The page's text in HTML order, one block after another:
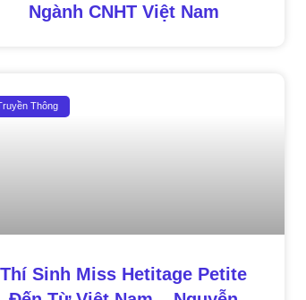
Ngành CNHT Việt Nam
Thông
Thí Sinh Miss Hetitage Petite